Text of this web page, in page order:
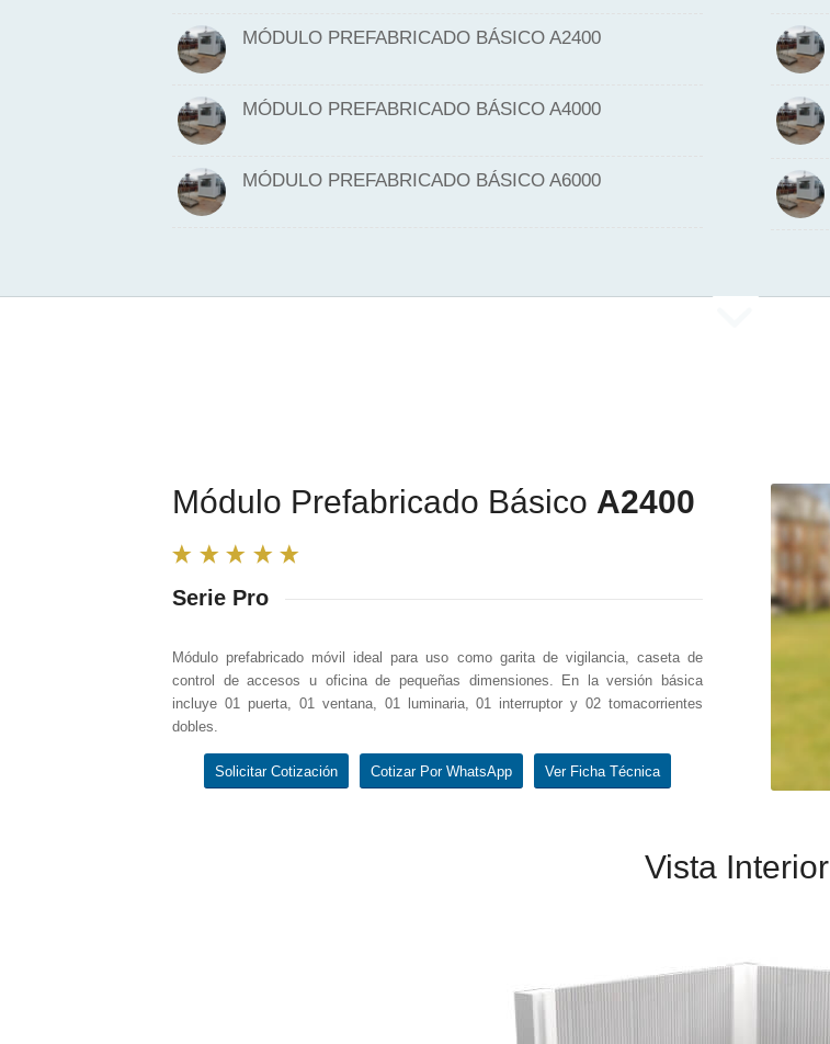
MÓDULO PREFABRICADO BÁSICO A2400
MÓDULO PREFABRICADO BÁSICO A4000
MÓDULO PREFABRICADO BÁSICO A6000
Módulo Prefabricado Básico A2400
Serie Pro
Módulo prefabricado móvil ideal para uso como garita de vigilancia, caseta de
control de accesos u oficina de pequeñas dimensiones. En la versión básica
incluye 01 puerta, 01 ventana, 01 luminaria, 01 interruptor y 02 tomacorrientes
dobles.
Solicitar Cotización Cotizar Por WhatsApp Ver Ficha Técnica
Vista Interior